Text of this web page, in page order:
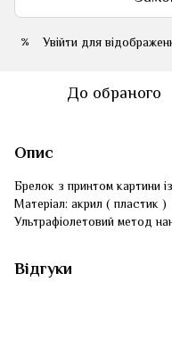
% Увійти для
До обраного
Опис
Брелок з принтом картини
Матеріал: акрил ( пластик )
Ультрафіолетовий метод
Відгуки